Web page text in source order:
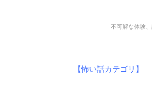
不可解な体験
【怖い話カテゴリ】